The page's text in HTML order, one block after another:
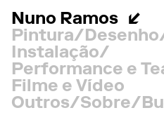
Nuno Ramos
Pintura
Desenho
Instalação
Performance e
Filme e Vídeo
Outros
Sobre